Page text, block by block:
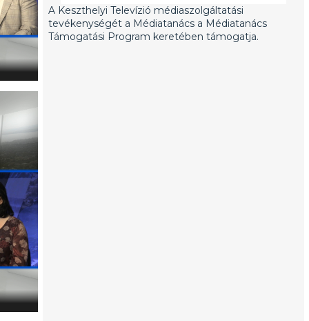
A Keszthelyi Televízió médiaszolgáltatási
tevékenységét a Médiatanács a Médiatanács
Támogatási Program keretében támogatja.